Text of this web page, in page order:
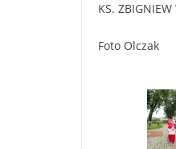
KS. ZBIGNIEW
Foto Olczak